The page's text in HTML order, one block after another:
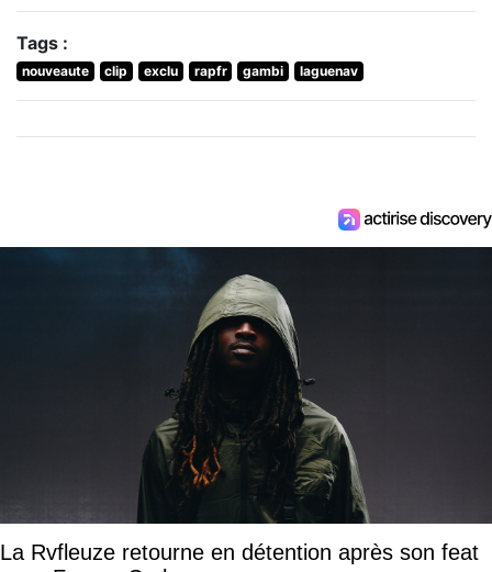
Tags :
nouveaute clip exclu rapfr gambi laguenav
La Rvfleuze retourne en détention après son feat